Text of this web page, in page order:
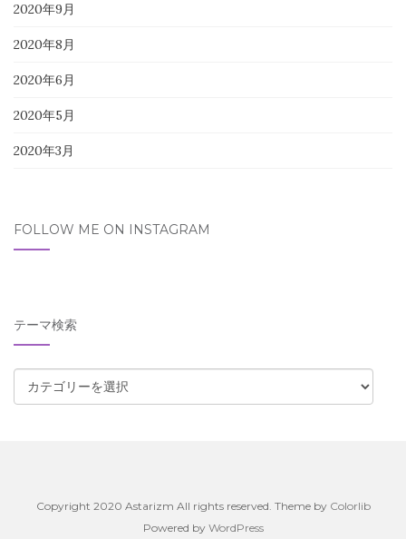
2020年9月
2020年8月
2020年6月
2020年5月
2020年3月
FOLLOW ME ON INSTAGRAM
テーマ検索
ー
Copyright 2020 Astarizm All rights reserved. Theme by Colorlib
Powered by WordPress